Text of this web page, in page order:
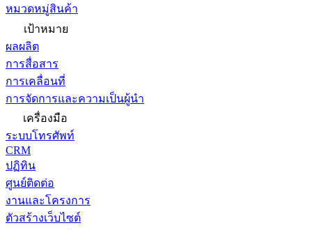
หมวดหมู่สินค้า
เป้าหมาย
ผลผลิต
การสื่อสาร
การเคลื่อนที่
การจัดการและความเป็นผู้นำ
เครื่องมือ
ระบบโทรศัพท์
CRM
ปฏิทิน
ศูนย์ติดต่อ
งานและโครงการ
ตัวสร้างเว็บไซต์